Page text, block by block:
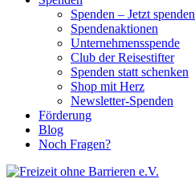
Spenden – Jetzt spenden
Spendenaktionen
Unternehmensspende
Club der Reisestifter
Spenden statt schenken
Shop mit Herz
Newsletter-Spenden
Förderung
Blog
Noch Fragen?